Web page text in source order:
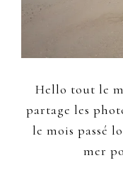
Hello tout le
partage les
le mois passé
mer